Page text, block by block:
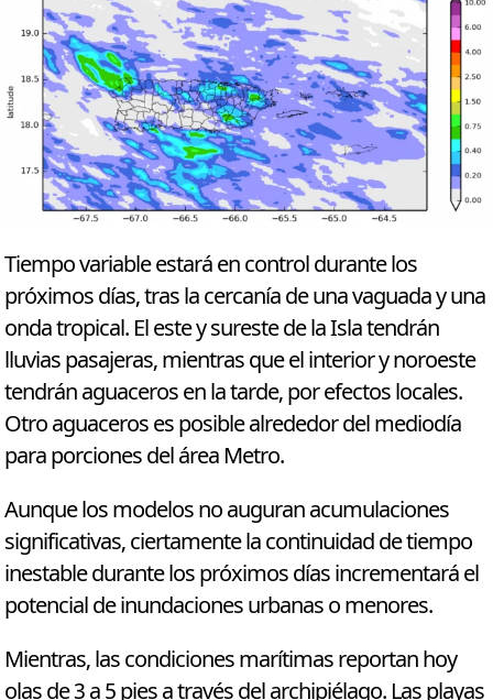
Tiempo variable estará en control durante los
próximos días, tras la cercanía de una vaguada y una
onda tropical. El este y sureste de la Isla tendrán
lluvias pasajeras, mientras que el interior y noroeste
tendrán aguaceros en la tarde, por efectos locales.
Otro aguaceros es posible alrededor del mediodía
para porciones del área Metro.
Aunque los modelos no auguran acumulaciones
significativas, ciertamente la continuidad de tiempo
inestable durante los próximos días incrementará el
potencial de inundaciones urbanas o menores.
Mientras, las condiciones marítimas reportan hoy
olas de 3 a 5 pies a través del archipiélago. Las playas